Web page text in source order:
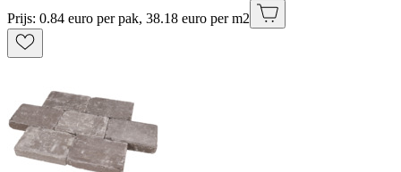
Prijs: 0.84 euro per pak, 38.18 euro per m2